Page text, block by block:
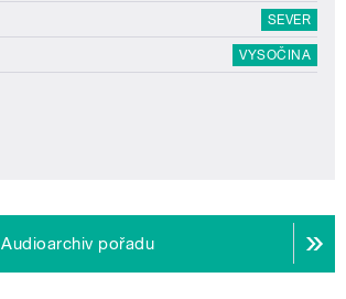
SEVER
VYSOČINA
Audioarchiv pořadu